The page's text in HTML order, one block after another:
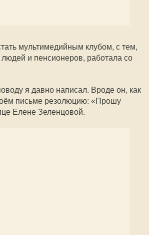
мультимедийным клубом, с тем,
и пенсионеров, работала со
я давно написал. Вроде он, как
письме резолюцию: «Прошу
Елене Зеленцовой.